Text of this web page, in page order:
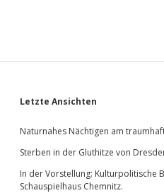
Sidebar
Letzte Ansichten
Naturnahes Nächtigen am
Sterben in der Gluthitze von
In der Vorstellung: Kulturpolitische
Schauspielhaus Chemnitz.